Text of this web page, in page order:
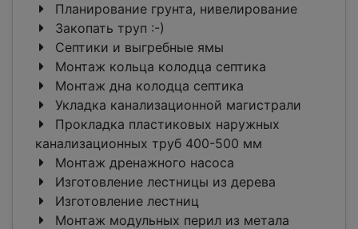
Планирование грунта, нивелирование
Закопать труп :-)
Септики и выгребные ямы
Монтаж кольца колодца септика
Монтаж дна колодца септика
Укладка канализационной магистрали
Прокладка пластиковых наружных
канализационных труб 400-500 мм
Монтаж дренажного насоса
Изготовление лестницы из дерева
Изготовление лестниц
Монтаж модульных перил из метала